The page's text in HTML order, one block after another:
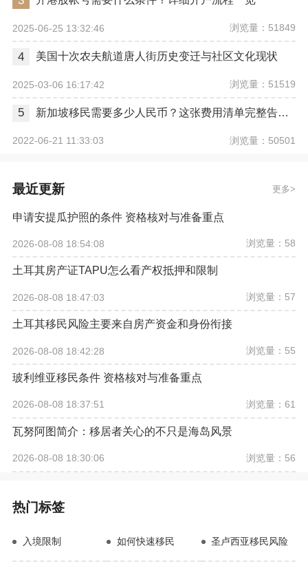
2025-06-25 13:32:46 浏览量：51849
4 美国十次农夫航道唐人街历史变迁与社区文化现状
2025-03-06 16:17:42 浏览量：51519
5 新加坡移民需要多少人民币？这张费用清单完整告诉你
2022-06-21 11:33:03 浏览量：50501
最近更新 更多
申请安提瓜护照的条件 资格核对与准备重点
2026-08-08 18:54:08 浏览量：58
土耳其房产证TAPU怎么看产权抵押和限制
2026-08-08 18:47:03 浏览量：57
土耳其移民风险主要来自房产资金和身份衔接
2026-08-08 18:42:28 浏览量：55
玻利维亚移民条件 资格核对与准备重点
2026-08-08 18:37:51 浏览量：61
瓦努阿图简介：移居者关心的不只是海岛风景
2026-08-08 18:30:06 浏览量：56
热门标签
入境限制 如何快速移民 圣卢西亚移民风险